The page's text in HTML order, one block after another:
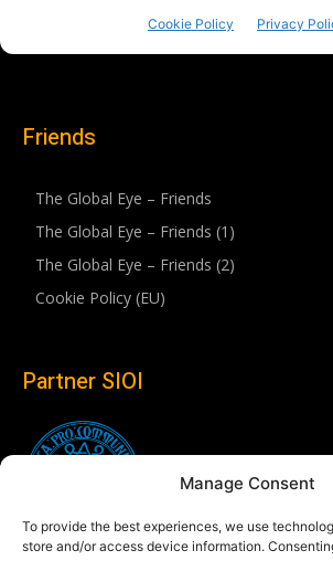
Manage Consent
To provide the best experiences, we use
store and/or access device information.
Friends
The Global Eye – Friends
The Global Eye – Friends (1)
The Global Eye – Friends (2)
Cookie Policy (EU)
Partner SIOI